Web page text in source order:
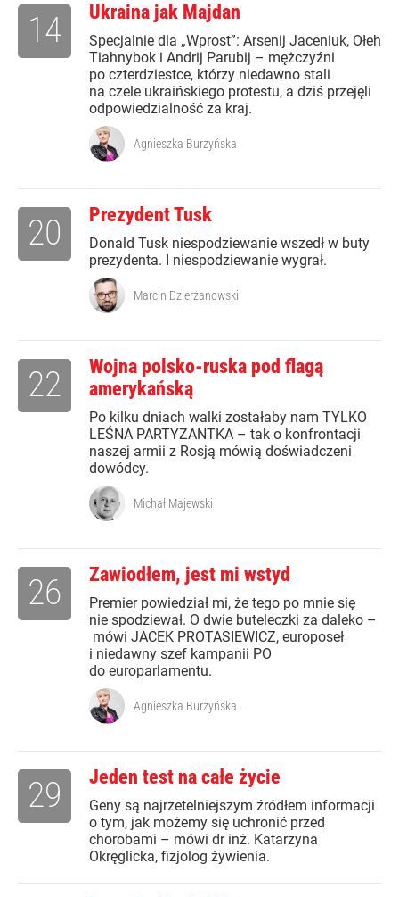
Ukraina jak Majdan
Specjalnie dla „Wprost”: Arsenij Jaceniuk, Ołeh
Tiahnybok i Andrij Parubij – mężczyźni
po czterdziestce, którzy niedawno stali
na czele ukraińskiego protestu, a dziś przejęli
odpowiedzialność za kraj.
14
Agnieszka Burzyńska
Prezydent Tusk
Donald Tusk niespodziewanie wszedł w buty
prezydenta. I niespodziewanie wygrał.
20
Marcin Dzierżanowski
Wojna polsko-ruska pod flagą
amerykańską
Po kilku dniach walki zostałaby nam TYLKO
LEŚNA PARTYZANTKA – tak o konfrontacji
naszej armii z Rosją mówią doświadczeni
dowódcy.
22
Michał Majewski
Zawiodłem, jest mi wstyd
Premier powiedział mi, że tego po mnie się
nie spodziewał. O dwie buteleczki za daleko –
mówi JACEK PROTASIEWICZ, europoseł
i niedawny szef kampanii PO
do europarlamentu.
26
Agnieszka Burzyńska
Jeden test na całe życie
Geny są najrzetelniejszym źródłem informacji
o tym, jak możemy się uchronić przed
chorobami – mówi dr inż. Katarzyna
Okręglicka, fizjolog żywienia.
29